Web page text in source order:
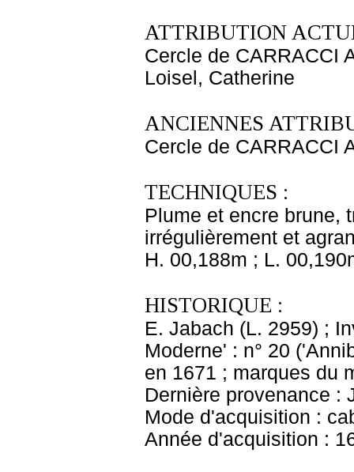
ATTRIBUTION
Cercle de CARRACCI
Loisel, Catherine
ANCIENNES
Cercle de CARRACCI
TECHNIQUES :
Plume et encre brune,
irrégulièrement et
H. 00,188m ; L.
HISTORIQUE :
E. Jabach (L. 2959) ;
Moderne' : n° 20
en 1671 ; marques du
Dernière provenance :
Mode d'acquisition :
Année d'acquisition :